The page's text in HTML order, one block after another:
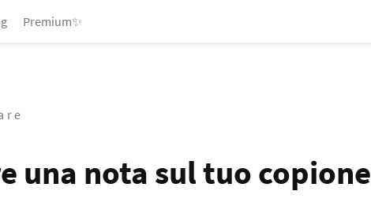
Premium✨
una nota sul tuo copione